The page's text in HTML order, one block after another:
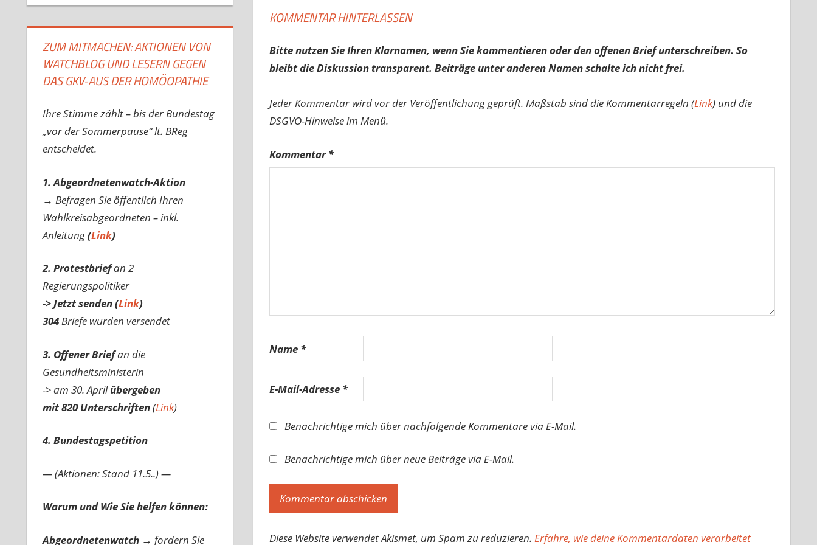
KOMMENTAR HINTERLASSEN
Bitte nutzen Sie Ihren Klarnamen, wenn Sie kommentieren oder den offenen Brief unterschreiben. So
bleibt die Diskussion transparent. Beiträge unter anderen Namen schalte ich nicht frei.
Jeder Kommentar wird vor der Veröffentlichung geprüft. Maßstab sind die Kommentarregeln (Link) und die
DSGVO-Hinweise im Menü.
Kommentar*
Name *
E-Mail-Adresse *
Benachrichtige mich über nachfolgende Kommentare via E-Mail.
Benachrichtige mich über neue Beiträge via E-Mail.
Diese Website verwendet Akismet, um Spam zu reduzieren. Erfahre, wie deine Kommentardaten verarbeitet
ZUM MITMACHEN: AKTIONEN VON
WATCHBLOG UND LESERN GEGEN
DAS GKV-AUS DER HOMÖOPATHIE
Ihre Stimme zählt – bis der Bundestag
„vor der Sommerpause“ lt. BReg
entscheidet.
1. Abgeordnetenwatch-Aktion
→ Befragen Sie öffentlich Ihren
Wahlkreisabgeordneten – inkl.
Anleitung(Link)
2. Protestbriefan 2
Regierungspolitiker
-> Jetzt senden (Link)
304Briefe wurden versendet
3. Offener Briefan die
Gesundheitsministerin
-> am 30. Aprilübergeben
mit 820 Unterschriften(Link)
4. Bundestagspetition
— (Aktionen: Stand 11.5..) —
Warum und Wie Sie helfen können:
Abgeordnetenwatch → fordern Sie